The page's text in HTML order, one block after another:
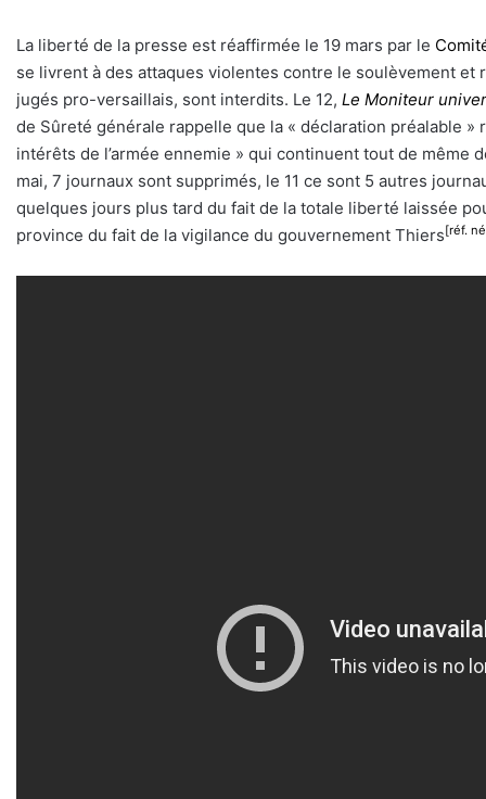
La liberté de la presse est réaffirmée le 19 mars par le
se livrent à des attaques violentes contre le soulèvement
jugés pro-versaillais, sont interdits. Le 12, Le Moniteur
de Sûreté générale rappelle que la « déclaration préalable
intérêts de l’armée ennemie » qui continuent tout de
mai, 7 journaux sont supprimés, le 11 ce sont 5 autres
quelques jours plus tard du fait de la totale liberté laissée
province du fait de la vigilance du gouvernement Thiers[réf.